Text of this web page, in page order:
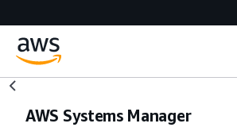
AWS Systems Manager